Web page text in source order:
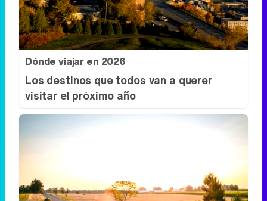
¿Te sientes cansado sin razón? Estas
señales lo explican
Dónde viajar en 2026